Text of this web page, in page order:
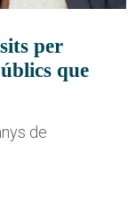
per
que
de